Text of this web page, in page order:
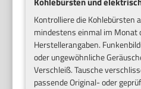
Kontrolliere die Kohlebürsten
mindestens einmal im Monat
Herstellerangaben.
oder ungewöhnliche
Verschleiß. Tausche
passende Original- oder